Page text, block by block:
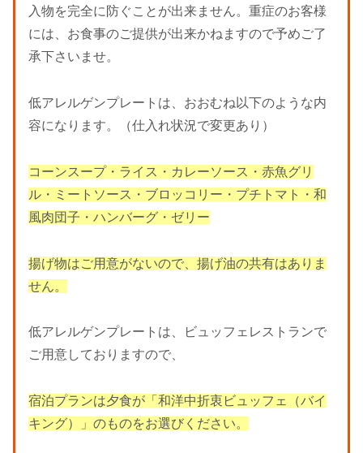
入物を完全に防ぐことが出来ません。重症のお客様
には、お食事のご提供が出来かねますので予めご了
承下さいませ。
低アレルゲンプレートは、おおむね以下のような内
容になります。（仕入れ状況で変更あり）
コーンスープ・ライス・カレーソース・赤魚グリ
ル・ミートソース・ブロッコリー・プチトマト・和
風肉団子・ハンバーグ・ゼリー
揚げ物はご用意がないので、揚げ油の共有はありま
せん。
低アレルゲンプレートは、ビュッフェレストランで
ご用意しておりますので、
宿泊プランは夕食が「和洋中折衷ビュッフェ（バイ
キング）」のものをお選びください。